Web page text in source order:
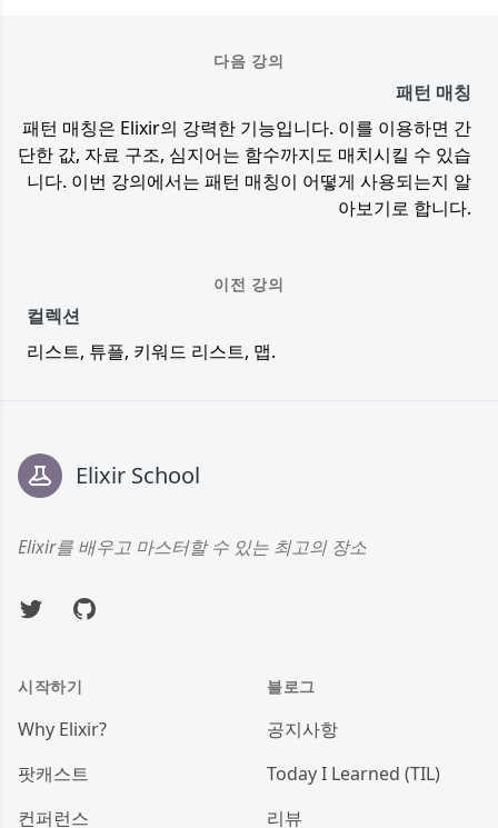
이전 강의
컬렉션
리스트, 튜플, 키워드 리스트, 맵.
다음 강의
패턴 매칭
패턴 매칭은 Elixir의 강력한 기능입니다. 이를 이용하면 간
단한 값, 자료 구조, 심지어는 함수까지도 매치시킬 수 있습
니다. 이번 강의에서는 패턴 매칭이 어떻게 사용되는지 알
아보기로 합니다.
Elixir School
Elixir를 배우고 마스터할 수 있는 최고의 장소
TwitterGitHub
시작하기
Why Elixir?
팟캐스트
컨퍼런스
블로그
공지사항
Today I Learned (TIL)
리뷰